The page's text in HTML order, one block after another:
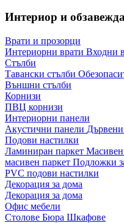
Интериор и
Врати и прозорци
Интериорни врати Входни
Стълби
Тавански стълби
Външни стълби
Корнизи
ПВЦ корнизи
Интериорни панели
Акустични панели
Подови настилки
Ламиниран паркет Масивен
масивен паркет Подложки
PVC подови настилки
Декорация за дома
Декорация за дома
Офис мебели
Столове Бюра Шкафове